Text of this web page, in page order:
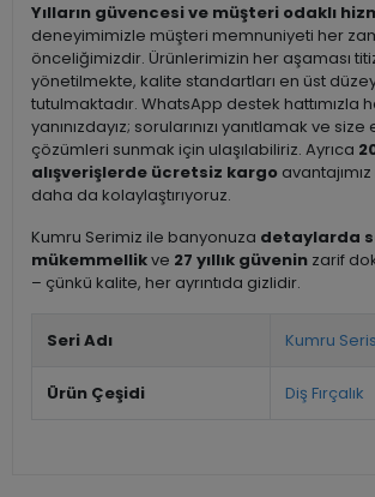
Yılların güvencesi ve müşteri odaklı
deneyimimizle müşteri memnuniyeti her
önceliğimizdir. Ürünlerimizin her aşaması
yönetilmekte, kalite standartları en üst
tutulmaktadır. WhatsApp destek hattımızla
yanınızdayız; sorularınızı yanıtlamak ve
çözümleri sunmak için ulaşılabiliriz. Ayrıca
alışverişlerde ücretsiz kargo
daha da kolaylaştırıyoruz.
Kumru Serimiz ile banyonuza detaylarda
mükemmellikve 27 yıllık güvenin zarif
– çünkü kalite, her ayrıntıda gizlidir.
Seri Adı Kumru
Ürün Çeşidi Diş Fırçalık